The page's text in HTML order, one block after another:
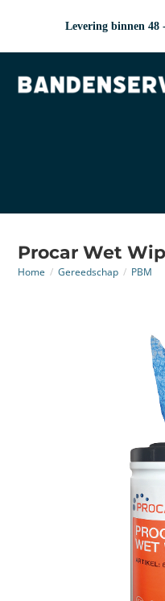
Levering binnen
Procar Wet
Home / Gereedschap / PBM